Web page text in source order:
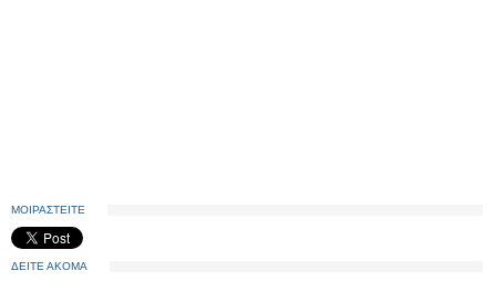
ΜΟΙΡΑΣΤΕΙΤΕ
ΔΕΙΤΕ ΑΚΟΜΑ